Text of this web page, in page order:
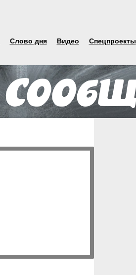
Слово дня Видео Спецпроекты